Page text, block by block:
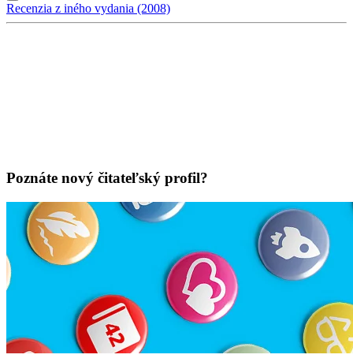
Recenzia z iného vydania (2008)
Poznáte nový čitateľský profil?